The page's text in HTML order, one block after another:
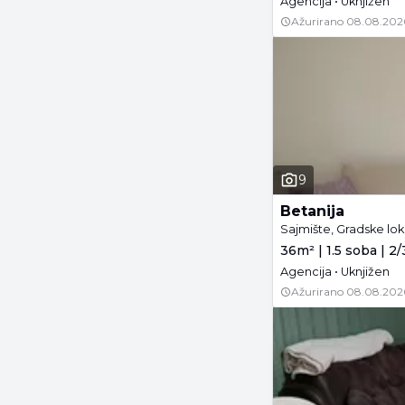
Ažurirano
9
Betanija
Sajmište, Gradske
36m² | 1.5 soba |
Agencija • Uknjižen
Ažurirano